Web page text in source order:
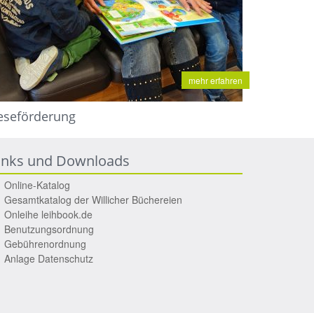
mehr erfahren
und Downloads
Online-Katalog
Gesamtkatalog der Willicher Büchereien
Onleihe leihbook.de
Benutzungsordnung
Gebührenordnung
Anlage Datenschutz